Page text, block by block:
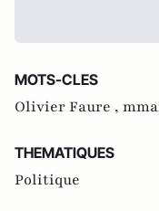
MOTS-CLES
Olivier Faure ,
THEMATIQUES
Politique